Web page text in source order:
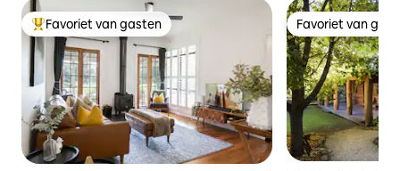
Topfavoriet van gasten
Favoriet van gasten Favoriet van
Favoriet van